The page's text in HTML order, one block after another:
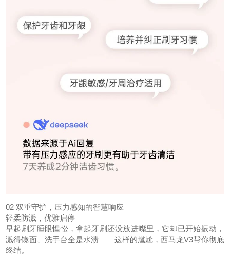
02 双重守护，压力感知的智慧响应
轻柔防溅，优雅启停
早起刷牙睡眼惺忪，拿起牙刷还没放进嘴里，它却已开始振动，
溅得镜面、洗手台全是水渍——这样的尴尬，西马龙V3帮你彻底
终结。